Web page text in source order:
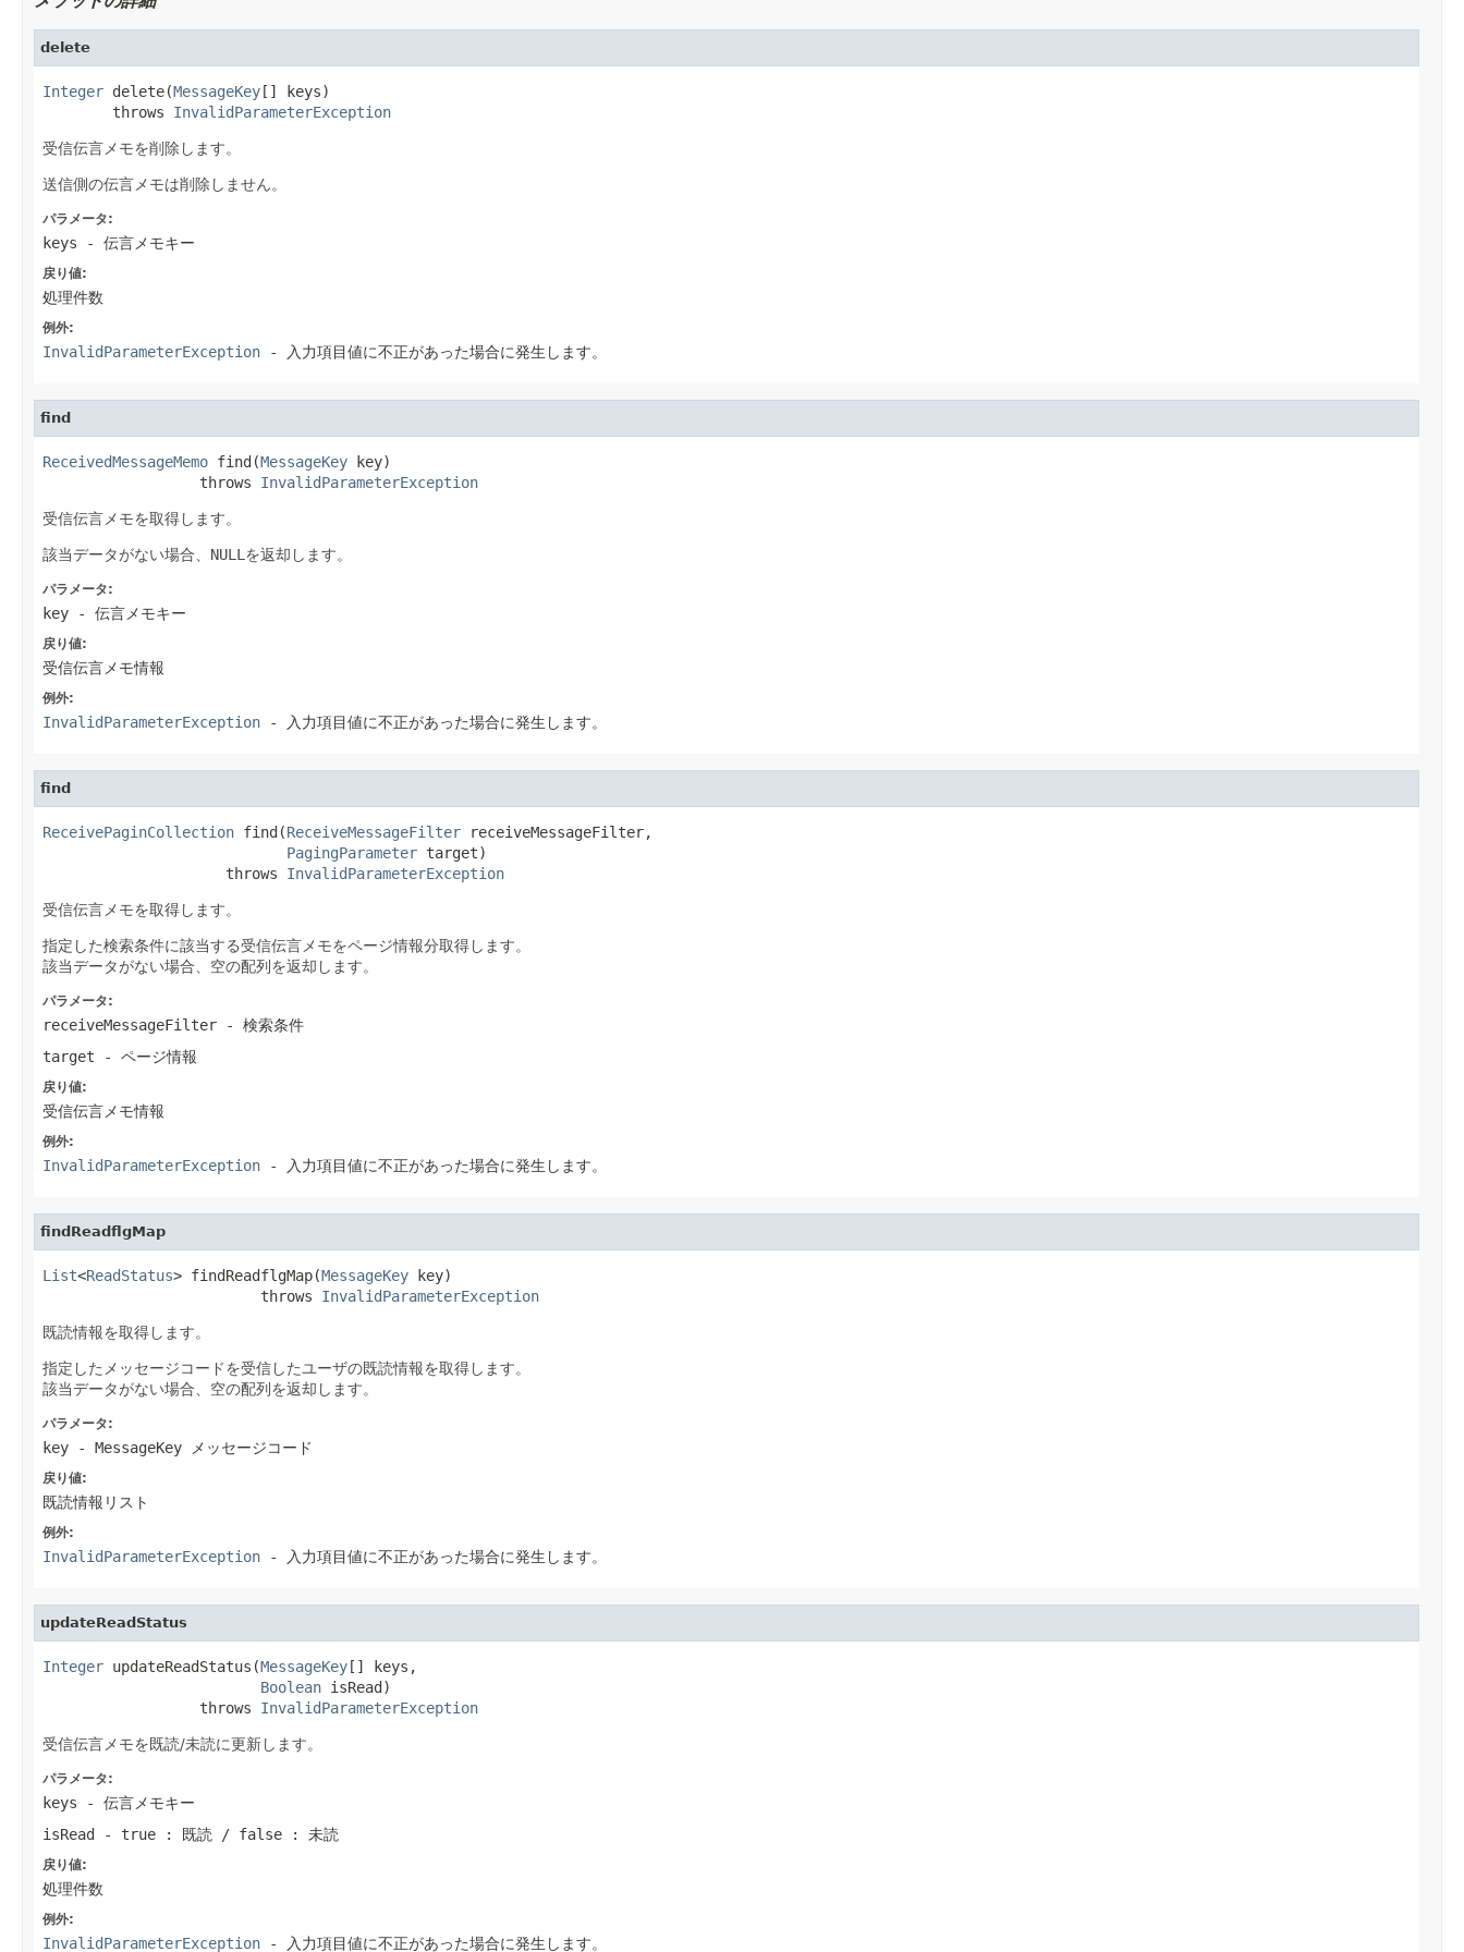
delete
Integer delete(MessageKey[] keys)
        throws
InvalidParameterException
受信伝言メモを削除します。
送信側の伝言メモは削除しません。
パラメータ:
keys - 伝言メモキー
戻り値:
処理件数
例外:
InvalidParameterException - 入力項目値に不正があった場合に発生します。
find
ReceivedMessageMemo find(MessageKey key)
                  throws
InvalidParameterException
受信伝言メモを取得します。
該当データがない場合、 NULL を返却します。
パラメータ:
key - 伝言メモキー
戻り値:
受信伝言メモ情報
例外:
InvalidParameterException - 入力項目値に不正があった場合に発生します。
find
ReceivePaginCollection find(ReceiveMessageFilter receiveMessageFilter,
PagingParameter target)
                     throws
InvalidParameterException
受信伝言メモを取得します。
指定した検索条件に該当する受信伝言メモをページ情報分取得します。
該当データがない場合、空の配列を返却します。
パラメータ:
receiveMessageFilter - 検索条件
target - ページ情報
戻り値:
受信伝言メモ情報
例外:
InvalidParameterException - 入力項目値に不正があった場合に発生します。
findReadflgMap
List<ReadStatus> findReadflgMap(MessageKey key)
                         throws
InvalidParameterException
既読情報を取得します。
指定したメッセージコードを受信したユーザの既読情報を取得します。
該当データがない場合、空の配列を返却します。
パラメータ:
key - MessageKey メッセージコード
戻り値:
既読情報リスト
例外:
InvalidParameterException - 入力項目値に不正があった場合に発生します。
updateReadStatus
Integer updateReadStatus(MessageKey[] keys,
Boolean isRead)
                  throws
InvalidParameterException
受信伝言メモを既読/未読に更新します。
パラメータ:
keys - 伝言メモキー
isRead - true : 既読 / false : 未読
戻り値:
処理件数
例外:
InvalidParameterException - 入力項目値に不正があった場合に発生します。